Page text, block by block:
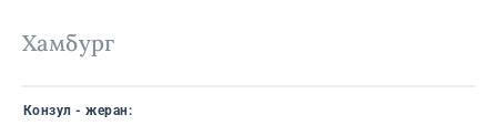
Хамбург
Конзул - жеран: